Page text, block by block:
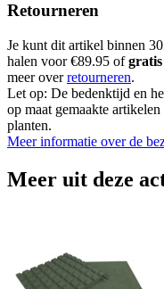
Retourneren
Je kunt dit artikel binnen
halen voor €89.95 ofgratis
meer overretourneren.
Let op: De bedenktijd en
op maat gemaakte
planten.
Meer informatie over de
Meer uit deze